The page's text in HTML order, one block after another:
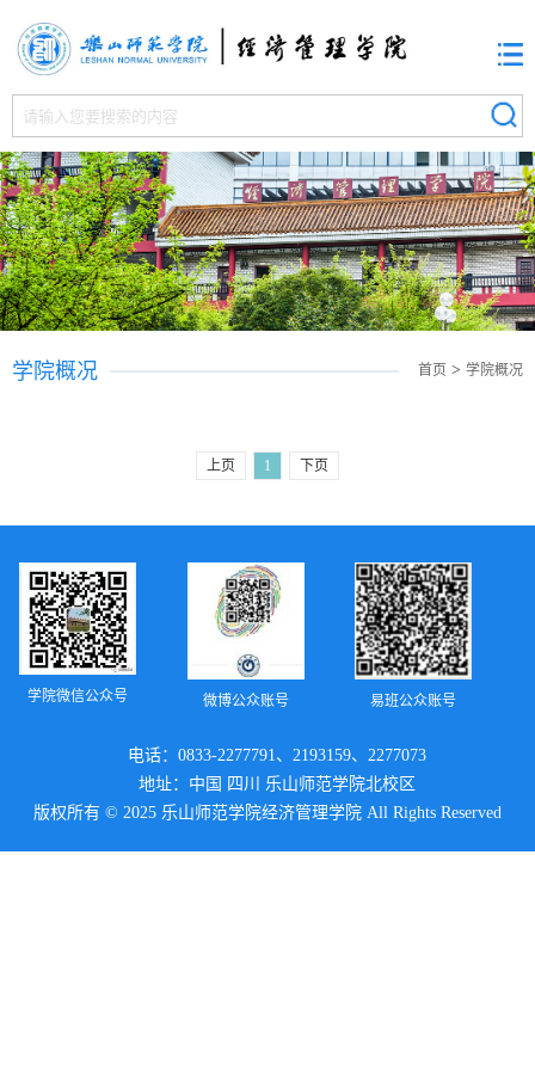
首页 > 学院概况
学院概况
上页 1 下页
学院微信公众号 微博公众账号 易班公众账号
电话：0833-2277791、2193159、2277073
地址：中国 四川 乐山师范学院北校区
版权所有 © 2025 乐山师范学院经济管理学院 All Rights Reserved